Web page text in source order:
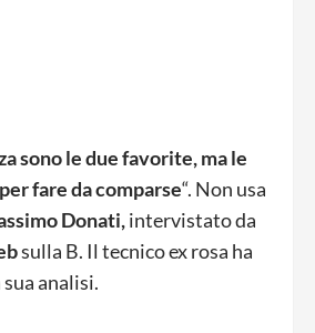
sono le due favorite, ma le
fare da comparse“. Non usa
Donati,intervistato da
sulla B. Il tecnico ex rosa ha
analisi.